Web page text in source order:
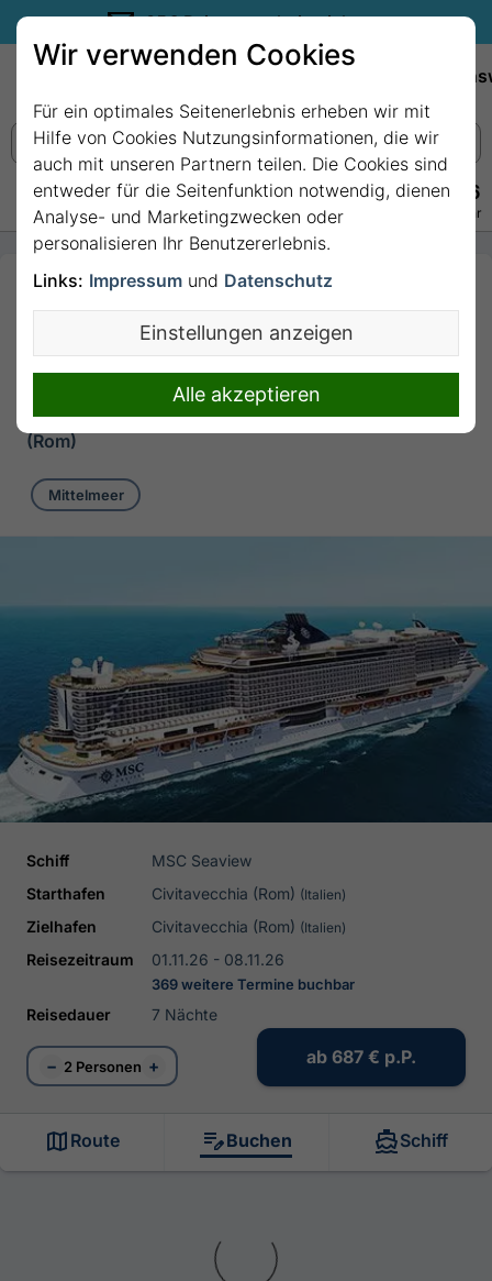
35€ Reisegutschein sichern.
+49 228 3875 7256
Persönlich · Kostenlos · Täglich 08–22 Uhr
7 Nächte Mittelmeer
ab/bis Civitavecchia
(Rom) mit MSC
7 Nächte von/bis Civitavecchia
(Rom)
Mittelmeer
Schiff
MSC Seaview
Starthafen
Civitavecchia (Rom) (Italien)
Zielhafen Civitavecchia (Rom) (Italien)
Reisezeitraum 01.11.26 - 08.11.26
369 weitere Termine buchbar
Reisedauer 7 Nächte
− 2 Personen + ab 687 € p.P.
Route Buchen Schiff
Wir verwenden Cookies
Für ein optimales Seitenerlebnis erheben wir mit
Hilfe von Cookies Nutzungsinformationen, die wir
auch mit unseren Partnern teilen. Die Cookies sind
entweder für die Seitenfunktion notwendig, dienen
Analyse- und Marketingzwecken oder
personalisieren Ihr Benutzererlebnis.
Links: Impressum und Datenschutz
Einstellungen anzeigen
Alle akzeptieren